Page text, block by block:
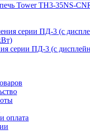
Tower TH3-35NS-
серии ПД-3 (с
оплата